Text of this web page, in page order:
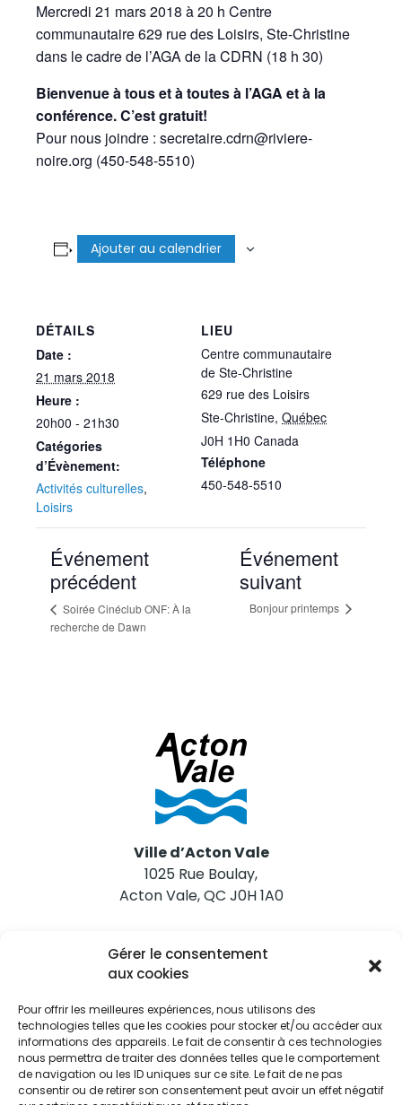
Gérer le consentement
aux cookies
Pour offrir les meilleures expériences, nous utilisons des
technologies telles que les cookies pour stocker et/ou accéder aux
informations des appareils. Le fait de consentir à ces technologies
nous permettra de traiter des données telles que le comportement
de navigation ou les ID uniques sur ce site. Le fait de ne pas
consentir ou de retirer son consentement peut avoir un effet négatif
Mercredi 21 mars 2018 à 20 h Centre
communautaire 629 rue des Loisirs, Ste-Christine
dans le cadre de l’AGA de la CDRN (18 h 30)
Bienvenue à tous et à toutes à l’AGA et à la
conférence. C’est gratuit!
Pour nous joindre : secretaire.cdrn@riviere-
noire.org (450-548-5510)
Ajouter au calendrier
DÉTAILS
Date :
21 mars 2018
Heure :
20h00 - 21h30
Catégories
d’Évènement:
Activités culturelles,
Loisirs
LIEU
Centre communautaire
de Ste-Christine
629 rue des Loisirs
Ste-Christine, Québec
J0H 1H0 Canada
Téléphone
450-548-5510
Événement
précédent
Soirée Cinéclub ONF: À la
recherche de Dawn
Événement
suivant
Bonjour printemps
Ville d’Acton Vale
1025 Rue Boulay,
Acton Vale, QC J0H 1A0
Nous joindre
Tél. 450 546-2703
Restez informés